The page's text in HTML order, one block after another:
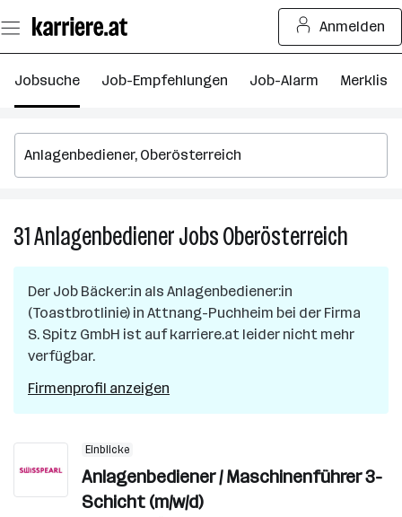
Seiteninhalt
springen
Anmelden
Jobsuche Job-Empfehlungen Job-Alarm Merkliste
31AnlagenbedienerJobsOberösterreich
Der Job Bäcker:in als Anlagenbediener:in
(Toastbrotlinie) in Attnang-Puchheim bei der Firma
S. Spitz GmbH ist auf karriere.at leider nicht mehr
verfügbar.
Firmenprofil anzeigen
Einblicke
Anlagenbediener / Maschinenführer 3-
Schicht (m/w/d)